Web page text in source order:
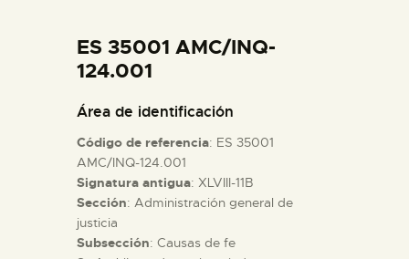
COLECCIONES
ESPAÑOL
PREPARAR LA VISITA
ES 35001 AMC/INQ-
124.001
Área de identificación
Código de referencia: ES 35001
AMC/INQ-124.001
Signatura antigua: XLVIII-11B
Sección: Administración general de
justicia
Subsección: Causas de fe